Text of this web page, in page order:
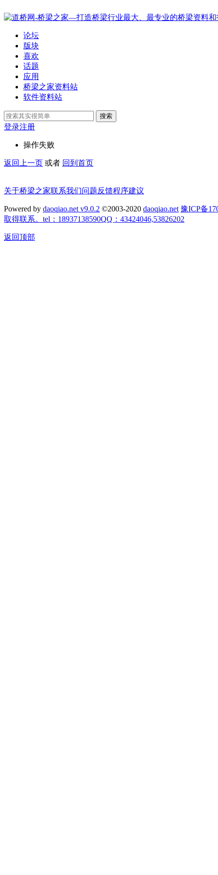
论坛
版块
喜欢
话题
应用
桥梁之家资料站
软件资料站
搜索
登录注册
操作失败
返回上一页 或者 回到首页
关于桥梁之家联系我们问题反馈程序建议
Powered by daoqiao.net v9.0.2 ©2003-2020 daoqiao.net 豫ICP备
取得联系。tel：18937138590QQ：43424046,53826202
返回顶部